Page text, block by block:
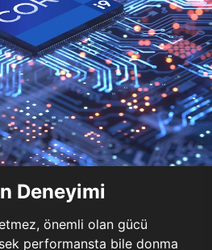
Deneyimi
önemli olan gücü
performansta bile donma